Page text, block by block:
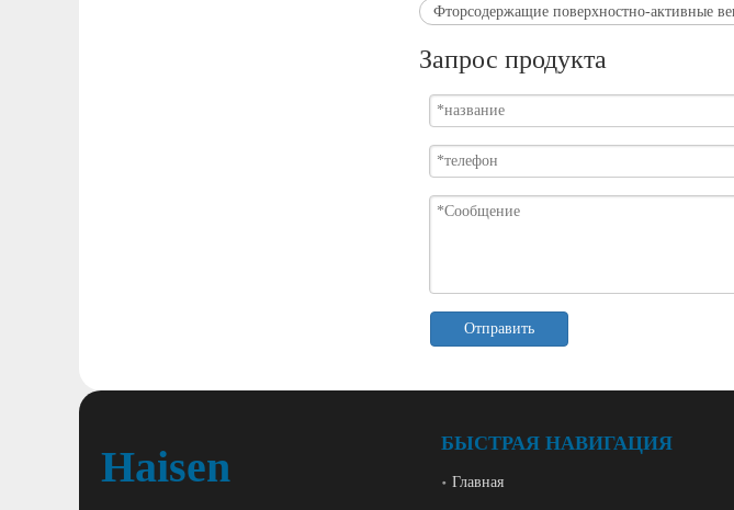
Фторсодержащие поверхностно-активные
Запрос продукта
Отправить
Haisen БЫСТРАЯ НАВИГАЦИЯ
Главная